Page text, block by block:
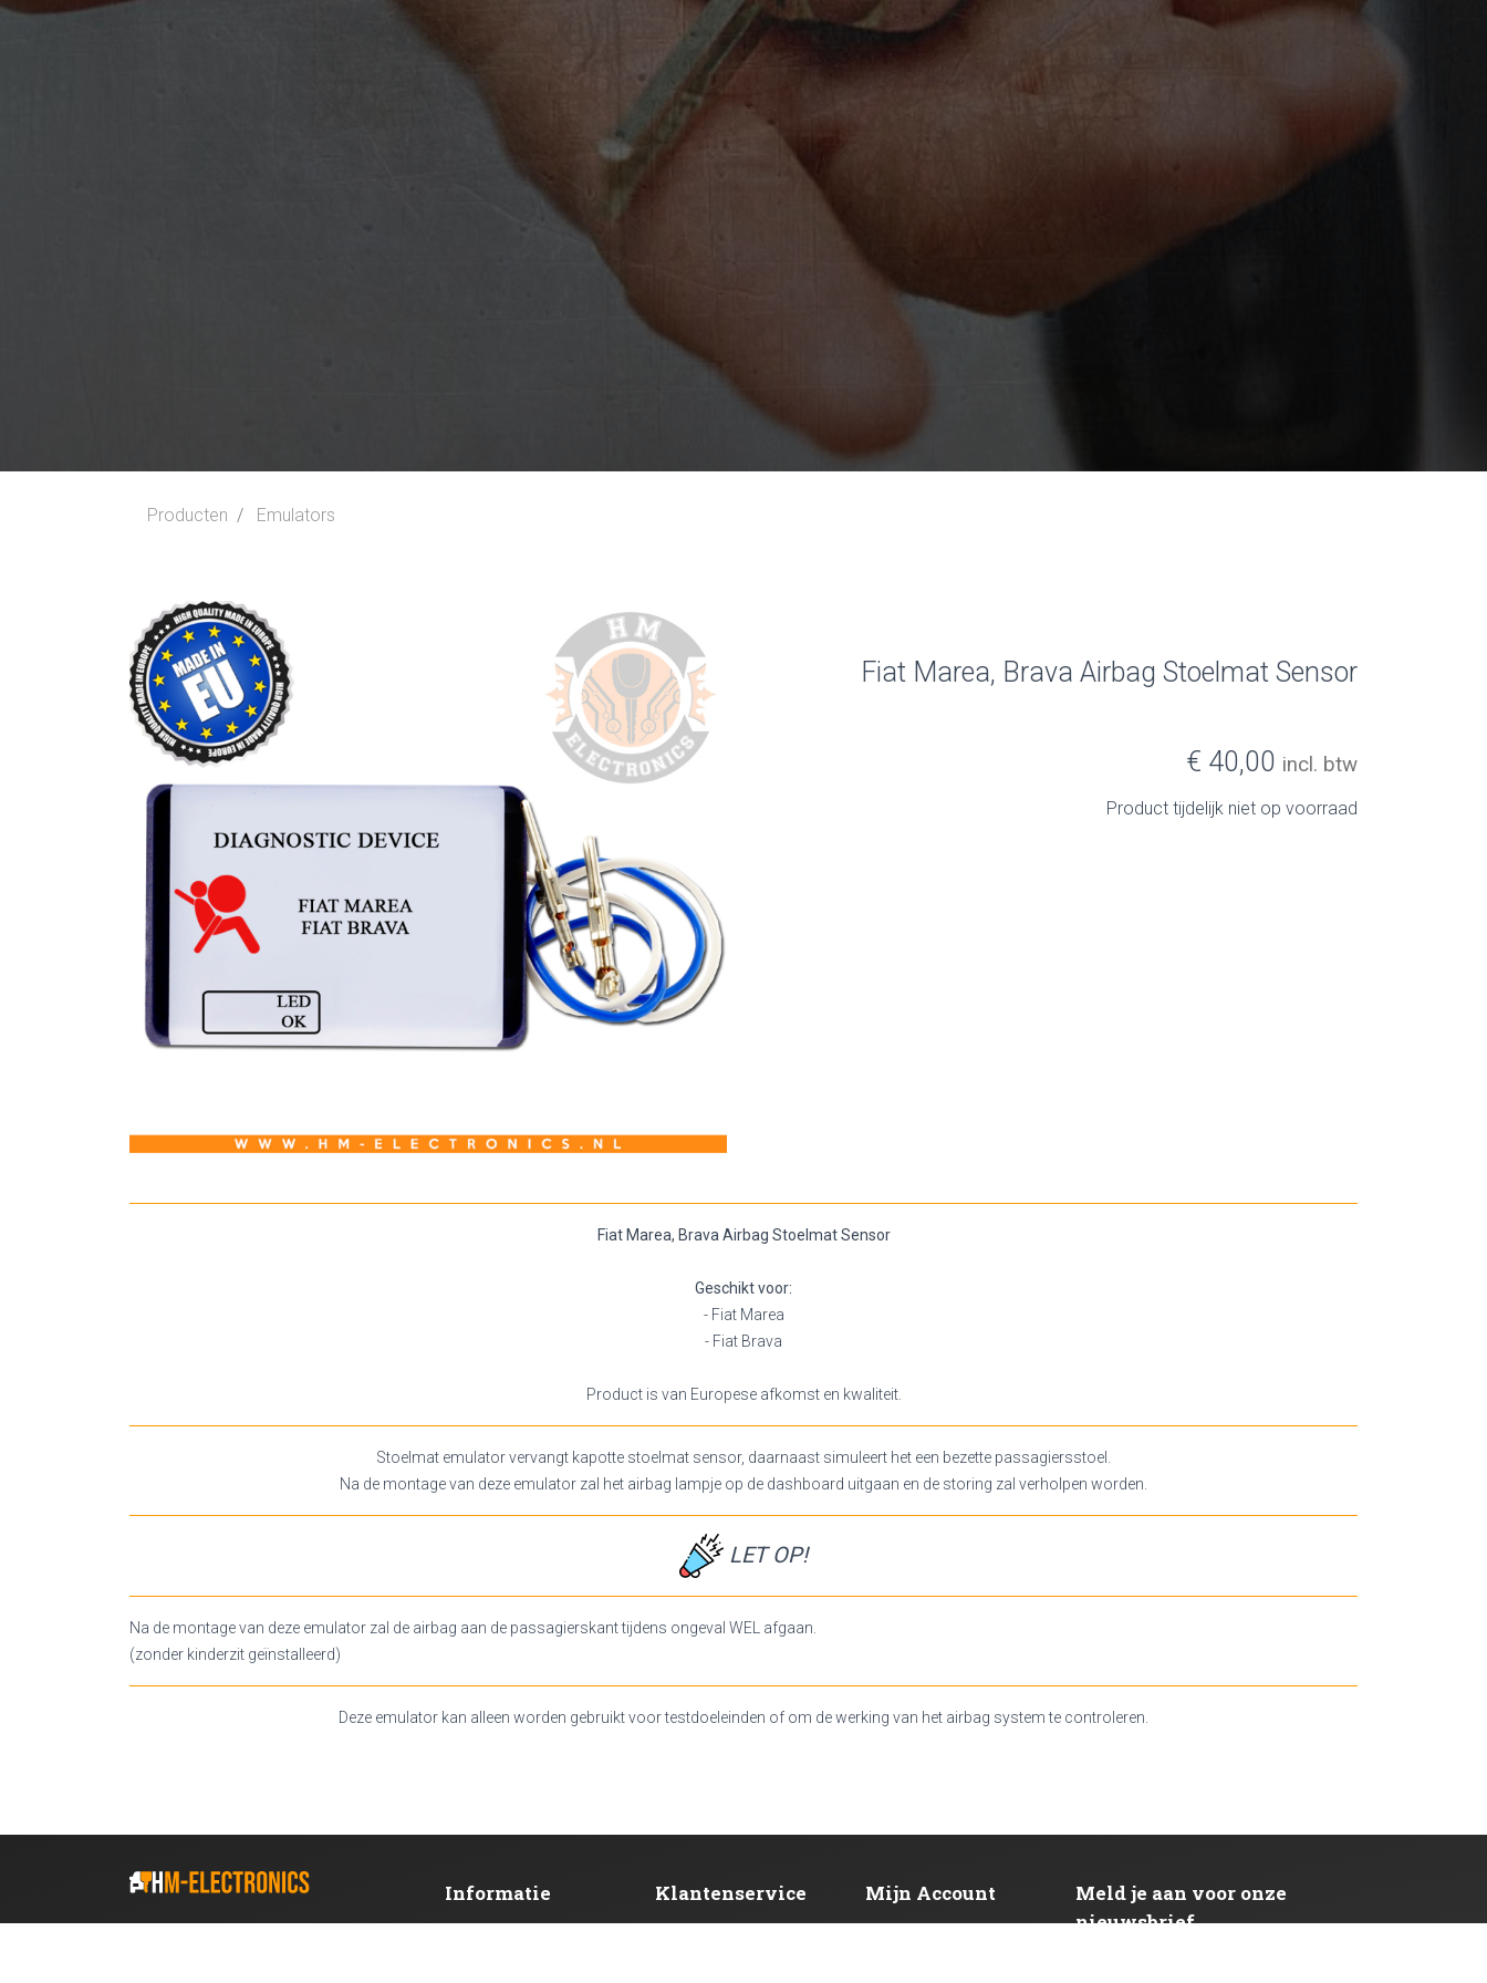
Producten Emulators
Fiat Marea, Brava Airbag Stoelmat Sensor
€ 40,00 incl. btw
Product tijdelijk niet op voorraad
Fiat Marea, Brava Airbag Stoelmat Sensor
Geschikt voor:
- Fiat Marea
- Fiat Brava
Product is van Europese afkomst en kwaliteit.
Stoelmat emulator vervangt kapotte stoelmat sensor, daarnaast simuleert het een bezette passagiersstoel.
Na de montage van deze emulator zal het airbag lampje op de dashboard uitgaan en de storing zal verholpen worden.
LET OP!
Na de montage van deze emulator zal de airbag aan de passagierskant tijdens ongeval WEL afgaan.
(zonder kinderzit geïnstalleerd)
Deze emulator kan alleen worden gebruikt voor testdoeleinden of om de werking van het airbag system te controleren.
Informatie Klantenservice Mijn Account
Meld je aan voor onze
nieuwsbrief